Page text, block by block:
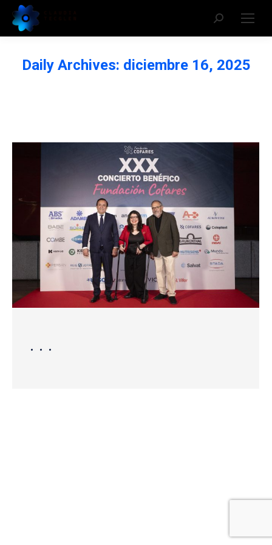
Daily Archives: diciembre 16, 2025